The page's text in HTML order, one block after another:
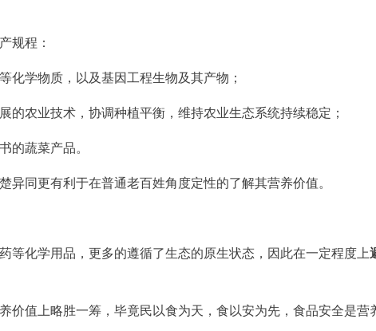
规程：
化学物质，以及基因工程生物及其产物；
农业技术，协调种植平衡，维持农业生态系统持续稳定；
的蔬菜产品。
同更有利于在普通老百姓角度定性的了解其营养价值。
等化学用品，更多的遵循了生态的原生状态，因此在一定程度上
价值上略胜一筹，毕竟民以食为天，食以安为先，食品安全是营